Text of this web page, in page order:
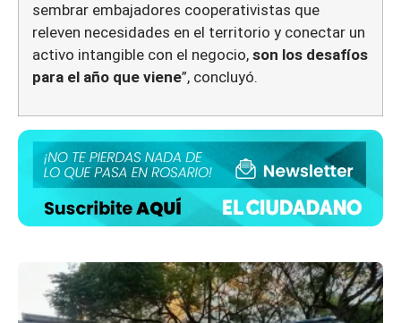
sembrar embajadores cooperativistas que
releven necesidades en el territorio y conectar un
activo intangible con el negocio, son los desafíos
para el año que viene”, concluyó.